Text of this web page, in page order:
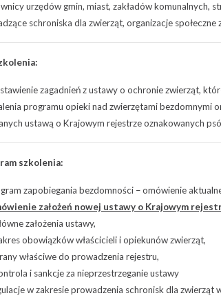
urzędów gmin, miast, zakładów
schroniska dla zwierząt, organizacje społeczne
zagadnień z ustawy o ochronie zwierząt,
programu opieki nad zwierzętami bezdomnymi
ustawą o Krajowym rejestrze oznakowanych
szkolenia:
zapobiegania bezdomności – omówienie
założeń nowej ustawy o Krajowym
założenia ustawy,
obowiązków właścicieli i opiekunów zwierząt,
właściwe do prowadzenia rejestru,
i sankcje za nieprzestrzeganie ustawy
w zakresie prowadzenia schronisk dla